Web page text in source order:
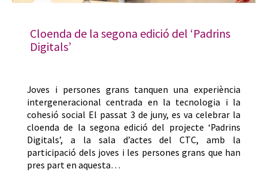
Cloenda de la segona edició del ‘Padrins
Digitals’
Joves i persones grans tanquen una experiència
intergeneracional centrada en la tecnologia i la
cohesió social El passat 3 de juny, es va celebrar la
cloenda de la segona edició del projecte ‘Padrins
Digitals’, a la sala d’actes del CTC, amb la
participació dels joves i les persones grans que han
pres part en aquesta…